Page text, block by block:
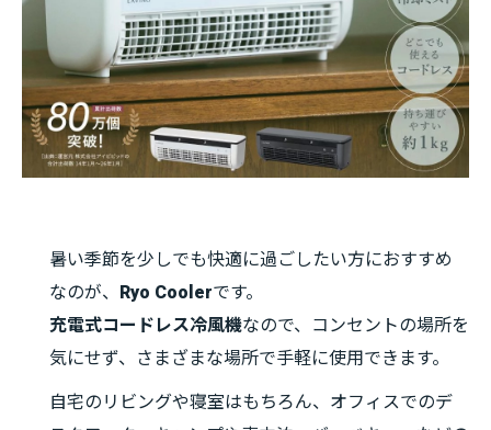
暑い季節を少しでも快適に過ごしたい方におすすめ
なのが、 Ryo Coolerです。
充電式コードレス冷風機なので、コンセントの場所を
気にせず、さまざまな場所で手軽に使用できます。
自宅のリビングや寝室はもちろん、オフィスでのデ